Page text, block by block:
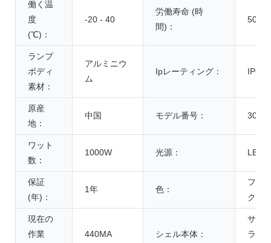
働く温
度
(℃)：
-20 - 40
労働寿命 (時
間)：
50000
ランプ
ボディ
素材：
アルミニウ
ム
Ipレーティング： IP65
原産
地：
中国 モデル番号：
ワット
数：
1000W 光源： LED
保証
(年)：
1年 色：
フル
クト
現在の
作業
440MA シェル本体：
サン
ラス